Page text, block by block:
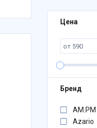
Цена
Бренд
AM.PM
Azario